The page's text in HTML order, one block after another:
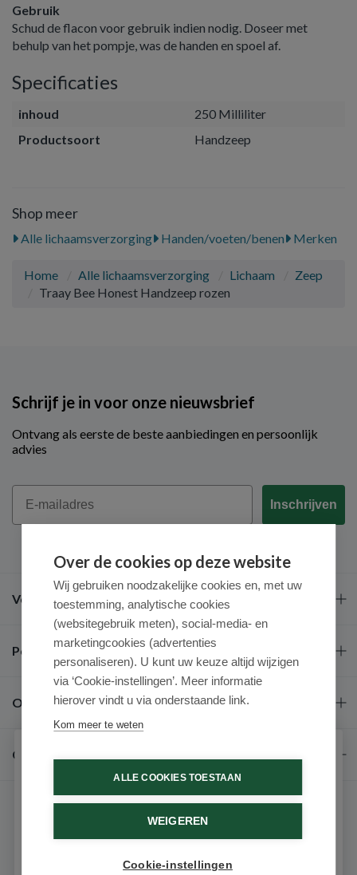
Gebruik
Schud de flacon voor gebruik indien nodig. Doseer met
behulp van het pompje, was de handen en spoel af.
Specificaties
inhoud
250 Milliliter
Productsoort
Handzeep
Shop meer
Alle lichaamsverzorging Handen/voeten/benen Merken
Home Alle lichaamsverzorging Lichaam
Zeep
Traay Bee Honest Handzeep rozen
Schrijf je in voor onze nieuwsbrief
Ontvang als eerste de beste aanbiedingen en persoonlijk
advies
Email
Inschrijven
Veel gestelde vragen
Populaire merken
Over ons
Contact
9.6 / 10 (531 beoordelingen)
Over de cookies op deze website
Wij gebruiken noodzakelijke cookies en, met uw
toestemming, analytische cookies
(websitegebruik meten), social-media- en
marketingcookies (advertenties
personaliseren). U kunt uw keuze altijd wijzigen
via ‘Cookie-instellingen’. Meer informatie
hierover vindt u via onderstaande link.
Kom meer te weten
ALLE COOKIES TOESTAAN
WEIGEREN
Cookie-instellingen
Schrijf je in voor onze nieuwsbrief
Ontvang als eerste de beste aanbiedingen en persoonlijk
advies